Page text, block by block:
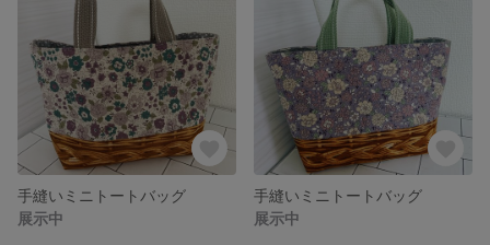
手縫いミニトートバッグ
展示中
手縫いミニトートバッグ
展示中